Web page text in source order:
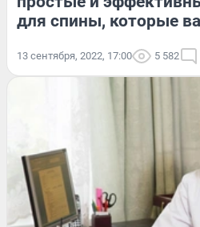
для спины, которые
13 сентября, 2022, 17:00 5 582